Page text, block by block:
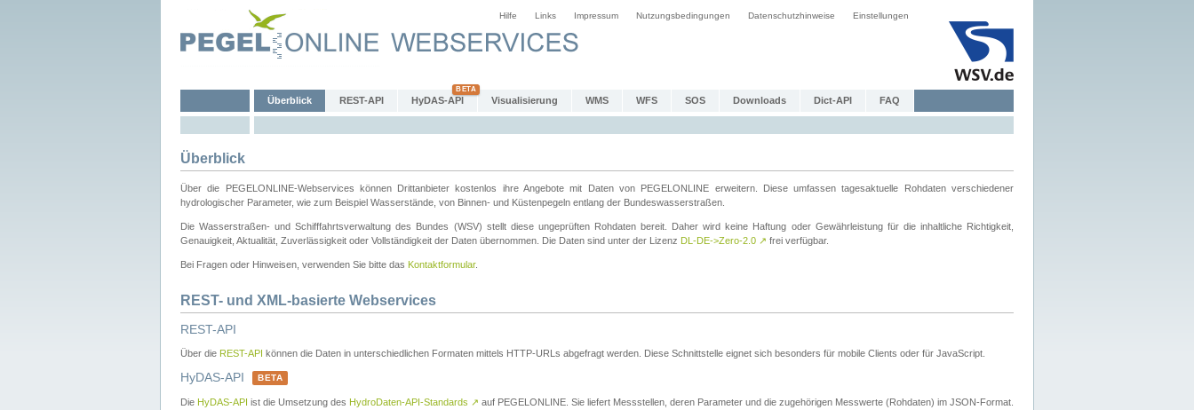
Hilfe Links Impressum Nutzungsbedingungen Datenschutzhinweise Einstellungen
Überblick REST-API HyDAS-API Visualisierung WMS WFS SOS Downloads Dict-API FAQ
Überblick
Über die PEGELONLINE-Webservices können Drittanbieter kostenlos ihre Angebote mit Daten von PEGELONLINE erweitern. Diese umfassen tagesaktuelle Rohdaten verschiedener
hydrologischer Parameter, wie zum Beispiel Wasserstände, von Binnen- und Küstenpegeln entlang der Bundeswasserstraßen.
Die Wasserstraßen- und Schifffahrtsverwaltung des Bundes (WSV) stellt diese ungeprüften Rohdaten bereit. Daher wird keine Haftung oder Gewährleistung für die inhaltliche Richtigkeit,
Genauigkeit, Aktualität, Zuverlässigkeit oder Vollständigkeit der Daten übernommen. Die Daten sind unter der Lizenz DL-DE->Zero-2.0 ↗ frei verfügbar.
Bei Fragen oder Hinweisen, verwenden Sie bitte das Kontaktformular.
REST- und XML-basierte Webservices
REST-API
Über die REST-API können die Daten in unterschiedlichen Formaten mittels HTTP-URLs abgefragt werden. Diese Schnittstelle eignet sich besonders für mobile Clients oder für JavaScript.
HyDAS-API BETA
Die HyDAS-API ist die Umsetzung des HydroDaten-API-Standards ↗ auf PEGELONLINE. Sie liefert Messstellen, deren Parameter und die zugehörigen Messwerte (Rohdaten) im JSON-Format.